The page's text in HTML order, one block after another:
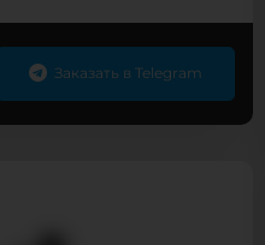
Заказать в Telegram